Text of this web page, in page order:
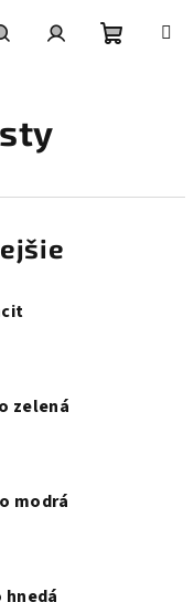
zelená
modrá
hnedá